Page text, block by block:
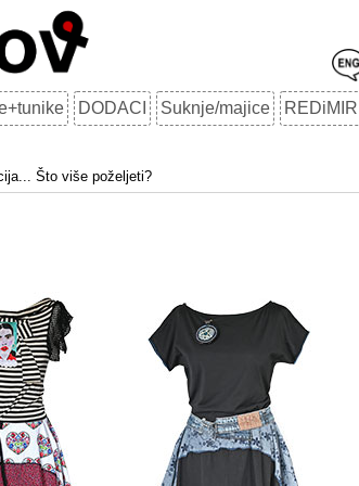
DODACI Suknje/majice REDiMIR
Što više poželjeti?